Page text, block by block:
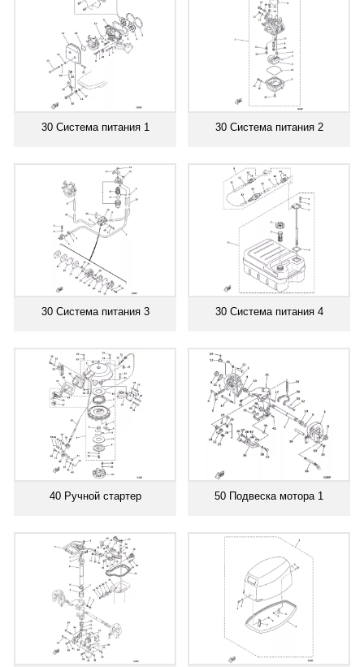
30 Система питания 1 30 Система питания 2
30 Система питания 3 30 Система питания 4
40 Ручной стартер 50 Подвеска мотора 1